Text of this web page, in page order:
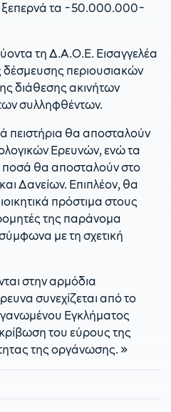
ξεπερνά τα -50.000.000-
τη Δ.Α.Ο.Ε. Εισαγγελέα
περιουσιακών
διάθεσης ακινήτων
συλληφθέντων.
πειστήρια θα αποσταλούν
Ερευνών, ενώ τα
ποσά θα αποσταλούν στο
Δανείων. Επιπλέον, θα
πρόστιμα στους
της παράνομα
με τη σχετική
στην αρμόδια
συνεχίζεται από το
Εγκλήματος
του εύρους της
της οργάνωσης. »